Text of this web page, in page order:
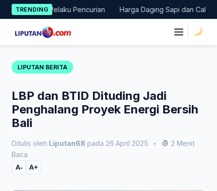
Skip
to
content
TRENDING
Pelaku Pencurian Harga Daging Sapi dan Cabai Naik,
LIPUTAN BERITA
LBP dan BTID Dituding Jadi
Penghalang Proyek Energi Bersih
Bali
Ditulis oleh Liputan68 pada 26 April 2025 •
2 Menit
Baca
A- A+